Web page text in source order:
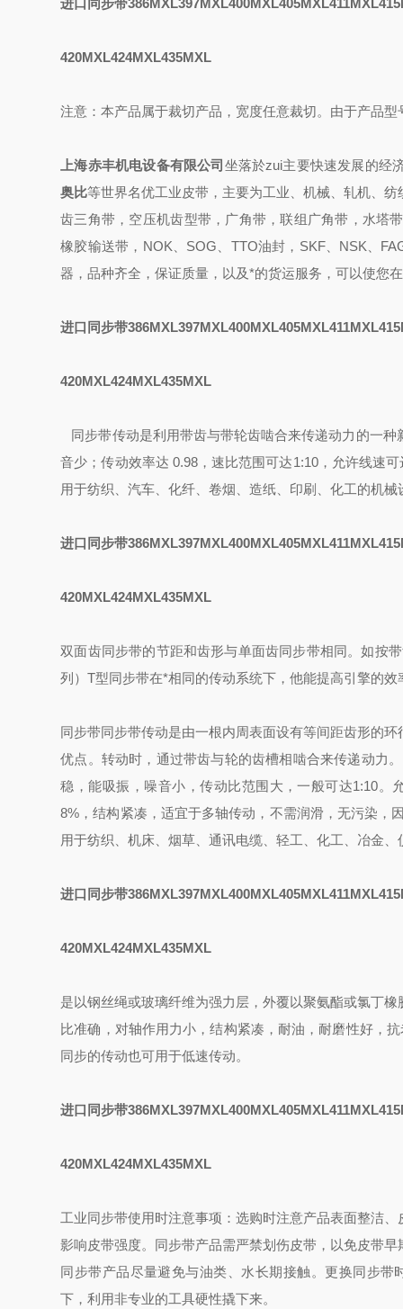
进口同步带
420MXL424MXL435MXL
注意：本产品属于裁切产品，宽度任意裁切。由于产品
上海赤丰机电设备有限公司 坐落於zui主要快速发展的经
奥比等世界名优工业皮带，主要为工业、机械、轧机、
齿三角带，空压机齿型带，广角带，联组广角带，水塔
橡胶输送带 ， NOK、SOG、TTO油封 ， SKF、NSK、
器，品种齐全，保证质量， 以及*的货运服务，可以使您
进口同步带
420MXL424MXL435MXL
同步带传动是利用带齿与带轮齿啮合来传递动力的一
音少；传动效率达 0.98，速比范围可达1:10，允许线速
用于纺织、汽车、化纤、卷烟、造纸、印刷、化工的机
进口同步带
420MXL424MXL435MXL
双面齿同步带的节距和齿形与单面齿同步带相同。如按
列）T型同步带在*相同的传动系统下，他能提高引擎的
同步带同步带传动是由一根内周表面设有等间距齿形的
优点。转动时，通过带齿与轮的齿槽相啮合来传递动力
稳，能吸振，噪音小，传动比范围大，一般可达1:10
8%，结构紧凑，适宜于多轴传动，不需润滑，无污染，
用于纺织、机床、烟草、通讯电缆、轻工、化工、冶金
进口同步带
420MXL424MXL435MXL
是以钢丝绳或玻璃纤维为强力层，外覆以聚氨酯或氯丁
比准确，对轴作用力小，结构紧凑，耐油，耐磨性好
同步的传动也可用于低速传动。
进口同步带
420MXL424MXL435MXL
工业同步带使用时注意事项：选购时注意产品表面整洁
影响皮带强度。 同步带产品需严禁划伤皮带，以免皮带早
同步带产品尽量避免与油类、水长期接触。 更换同步带
下，利用非专业的工具硬性撬下来。